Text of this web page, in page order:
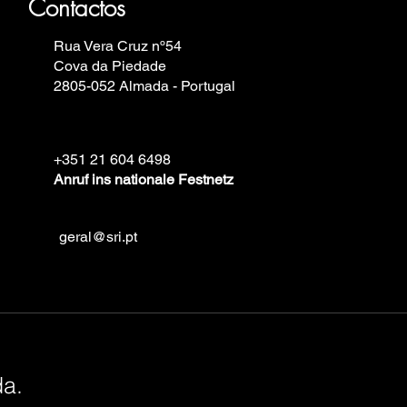
Contactos
Rua Vera Cruz nº54
Cova da Piedade
2805-052 Almada - Portugal
+351 21 604 6498
Anruf ins nationale Festnetz
geral@sri.pt